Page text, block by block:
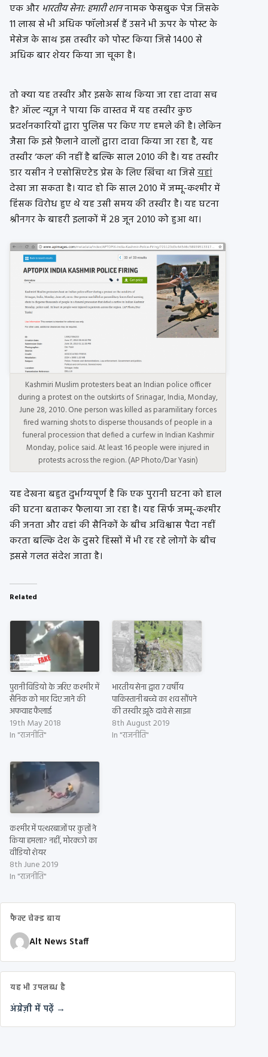
एक और भारतीय सेना: हमारी शाननामक फेसबुक पेज जिसके
11 लाख से भी अधिक फॉलोअर्स हैं उसने भी ऊपर के पोस्ट के
मेसेज के साथ इस तस्वीर को पोस्ट किया जिसे 1400 से
अधिक बार शेयर किया जा चूका है।
तो क्या यह तस्वीर और इसके साथ किया जा रहा दावा सच
है? ऑल्ट न्यूज़ ने पाया कि वास्तव में यह तस्वीर कुछ
प्रदर्शनकारियों द्वारा पुलिस पर किए गए हमले की है। लेकिन
जैसा कि इसे फ़ैलाने वालों द्वारा दावा किया जा रहा है, यह
तस्वीर ‘कल’ की नहीं है बल्कि साल 2010 की है। यह तस्वीर
डार यसीन ने एसोसिएटेड प्रेस के लिए खिंचा था जिसेयहां
देखा जा सकता है। याद हो कि साल 2010 में जम्मू-कश्मीर में
हिंसक विरोध हुए थे यह उसी समय की तस्वीर है। यह घटना
श्रीनगर के बाहरी इलाकों में 28 जून 2010 को हुआ था।
Kashmiri Muslim protesters beat an Indian police officer
during a protest on the outskirts of Srinagar, India, Monday,
June 28, 2010. One person was killed as paramilitary forces
fired warning shots to disperse thousands of people in a
funeral procession that defied a curfew in Indian Kashmir
Monday, police said. At least 16 people were injured in
protests across the region. (AP Photo/Dar Yasin)
यह देखना बहुत दुर्भाग्यपूर्ण है कि एक पुरानी घटना को हाल
की घटना बताकर फैलाया जा रहा है। यह सिर्फ जम्मू-कश्मीर
की जनता और वहां की सैनिकों के बीच अविश्वास पैदा नहीं
करता बल्कि देश के दुसरे हिस्सों में भी रह रहे लोगों के बीच
इससे गलत संदेश जाता है।
Related
पुरानी विडियो के जरिए कश्मीर में
सैनिक को मार दिए जाने की
अफवाह फैलाई
19th May 2018
In "राजनीति"
भारतीय सेना द्वारा 7 वर्षीय
पाकिस्तानी बच्चे का शव सौंपने
की तस्वीर झूठे दावे से साझा
8th August 2019
In "राजनीति"
कश्मीर में पत्थरबाजों पर कुत्तों ने
किया हमला? नहीं, मोरक्को का
वीडियो शेयर
8th June 2019
In "राजनीति"
फैक्ट चेक्ड बाय
Alt News Staff
यह भी उपलब्ध है
अंग्रेज़ी में पढ़ें →